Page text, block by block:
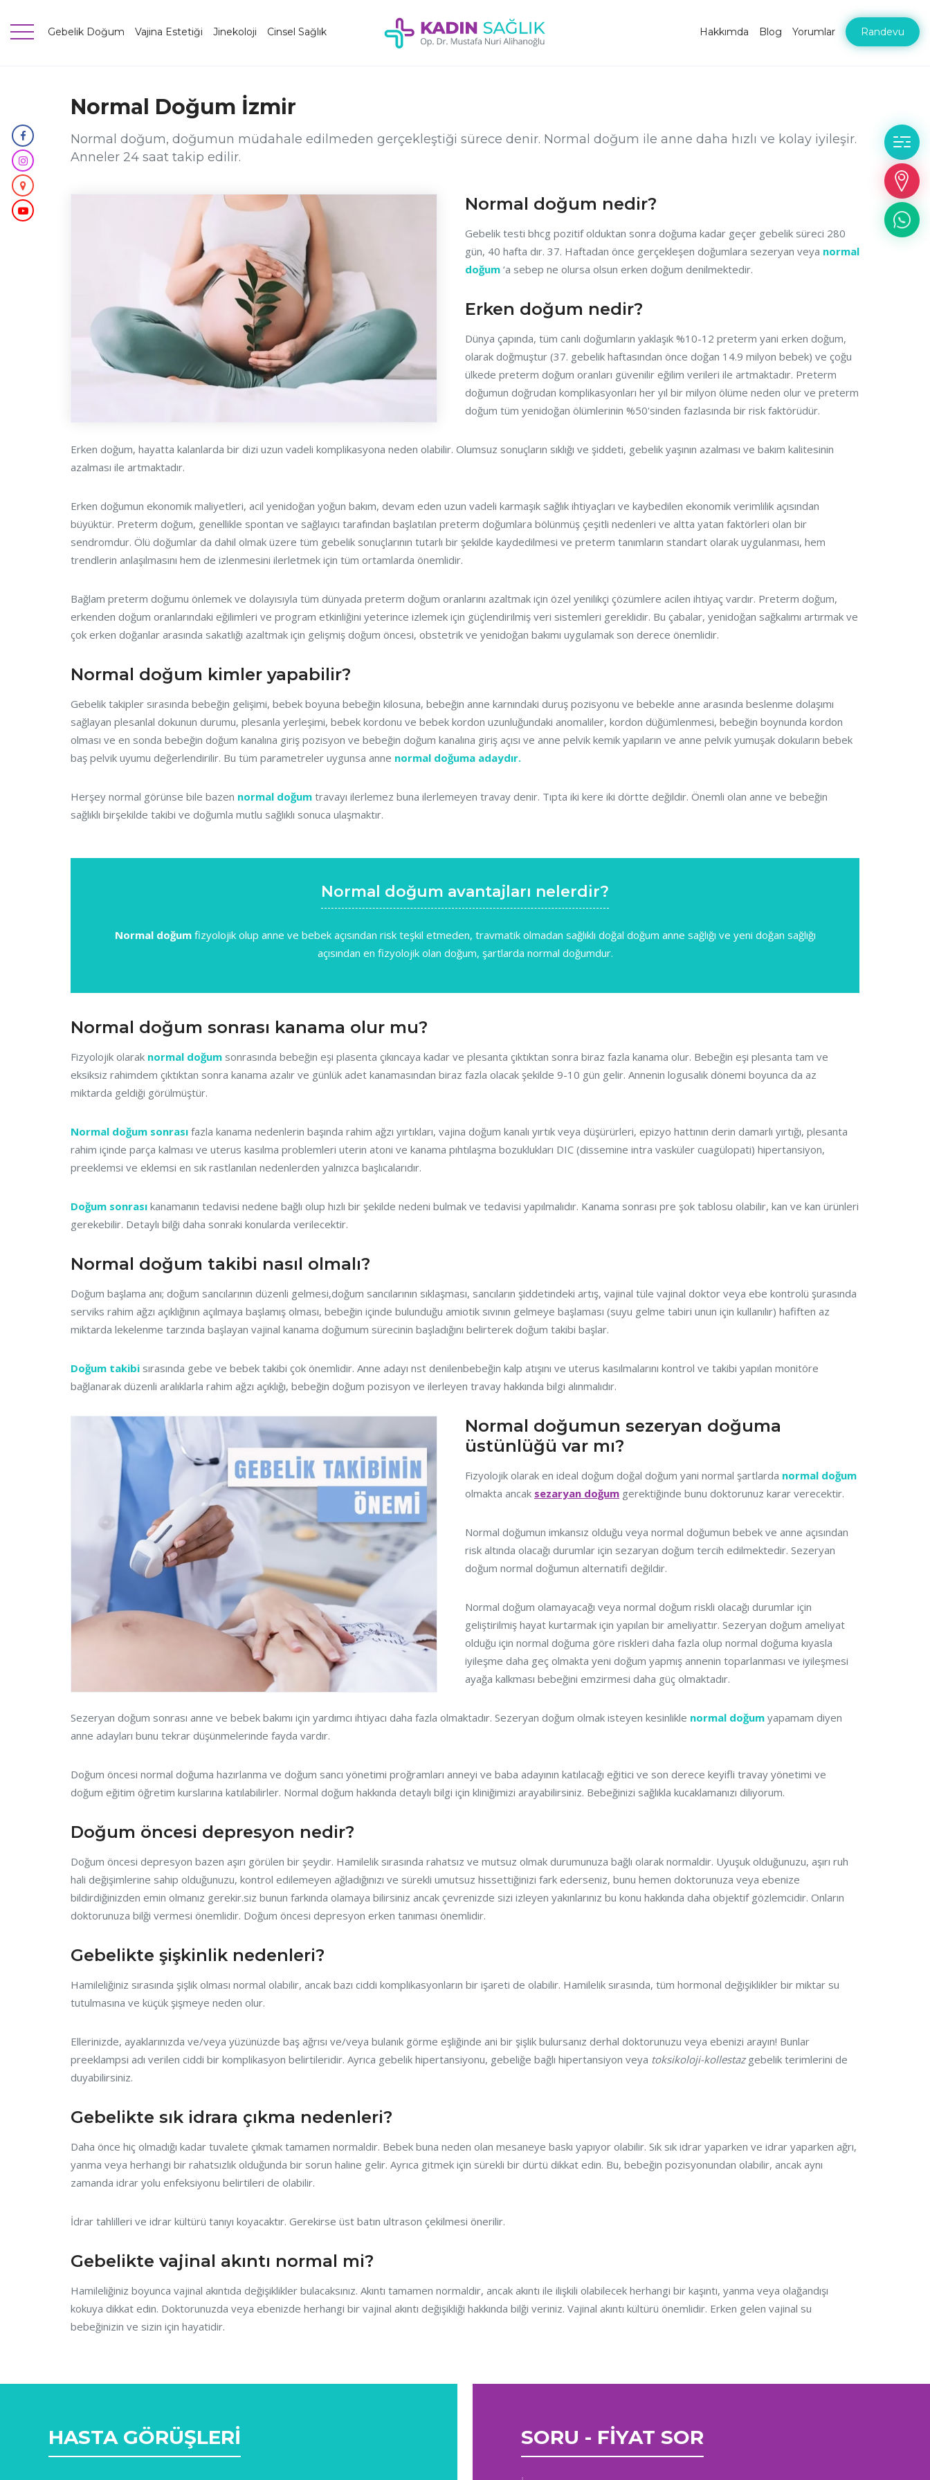
Gebelik Doğum Vajina Estetiği Jinekoloji Cinsel Sağlık Randevu
Hakkımda Blog Yorumlar
Normal Doğum İzmir
Normal doğum, doğumun müdahale edilmeden gerçekleştiği sürece denir. Normal doğum ile anne daha hızlı ve kolay iyileşir.
Anneler 24 saat takip edilir.
Normal doğum nedir?
Gebelik testi bhcg pozitif olduktan sonra doğuma kadar geçer gebelik süreci 280
gün, 40 hafta dır. 37. Haftadan önce gerçekleşen doğumlara sezeryan veya normal
doğum ‘a sebep ne olursa olsun erken doğum denilmektedir.
Erken doğum nedir?
Dünya çapında, tüm canlı doğumların yaklaşık %10-12 preterm yani erken doğum,
olarak doğmuştur (37. gebelik haftasından önce doğan 14.9 milyon bebek) ve çoğu
ülkede preterm doğum oranları güvenilir eğilim verileri ile artmaktadır. Preterm
doğumun doğrudan komplikasyonları her yıl bir milyon ölüme neden olur ve preterm
doğum tüm yenidoğan ölümlerinin %50'sinden fazlasında bir risk faktörüdür.
Erken doğum, hayatta kalanlarda bir dizi uzun vadeli komplikasyona neden olabilir. Olumsuz sonuçların sıklığı ve şiddeti, gebelik yaşının azalması ve bakım kalitesinin
azalması ile artmaktadır.
Erken doğumun ekonomik maliyetleri, acil yenidoğan yoğun bakım, devam eden uzun vadeli karmaşık sağlık ihtiyaçları ve kaybedilen ekonomik verimlilik açısından
büyüktür. Preterm doğum, genellikle spontan ve sağlayıcı tarafından başlatılan preterm doğumlara bölünmüş çeşitli nedenleri ve altta yatan faktörleri olan bir
sendromdur. Ölü doğumlar da dahil olmak üzere tüm gebelik sonuçlarının tutarlı bir şekilde kaydedilmesi ve preterm tanımların standart olarak uygulanması, hem
trendlerin anlaşılmasını hem de izlenmesini ilerletmek için tüm ortamlarda önemlidir.
Bağlam preterm doğumu önlemek ve dolayısıyla tüm dünyada preterm doğum oranlarını azaltmak için özel yenilikçi çözümlere acilen ihtiyaç vardır. Preterm doğum,
erkenden doğum oranlarındaki eğilimleri ve program etkinliğini yeterince izlemek için güçlendirilmiş veri sistemleri gereklidir. Bu çabalar, yenidoğan sağkalımı artırmak ve
çok erken doğanlar arasında sakatlığı azaltmak için gelişmiş doğum öncesi, obstetrik ve yenidoğan bakımı uygulamak son derece önemlidir.
Normal doğum kimler yapabilir?
Gebelik takipler sırasında bebeğin gelişimi, bebek boyuna bebeğin kilosuna, bebeğin anne karnındaki duruş pozisyonu ve bebekle anne arasında beslenme dolaşımı
sağlayan plesanlal dokunun durumu, plesanla yerleşimi, bebek kordonu ve bebek kordon uzunluğundaki anomaliler, kordon düğümlenmesi, bebeğin boynunda kordon
olması ve en sonda bebeğin doğum kanalına giriş pozisyon ve bebeğin doğum kanalına giriş açısı ve anne pelvik kemik yapıların ve anne pelvik yumuşak dokuların bebek
baş pelvik uyumu değerlendirilir. Bu tüm parametreler uygunsa anne normal doğuma adaydır.
Herşey normal görünse bile bazen normal doğum travayı ilerlemez buna ilerlemeyen travay denir. Tıpta iki kere iki dörtte değildir. Önemli olan anne ve bebeğin
sağlıklı birşekilde takibi ve doğumla mutlu sağlıklı sonuca ulaşmaktır.
Normal doğum avantajları nelerdir?
Normal doğumfizyolojik olup anne ve bebek açısından risk teşkil etmeden, travmatik olmadan sağlıklı doğal doğum anne sağlığı ve yeni doğan sağlığı
açısından en fizyolojik olan doğum, şartlarda normal doğumdur.
Normal doğum sonrası kanama olur mu?
Fizyolojik olarak normal doğum sonrasında bebeğin eşi plasenta çıkıncaya kadar ve plesanta çıktıktan sonra biraz fazla kanama olur. Bebeğin eşi plesanta tam ve
eksiksiz rahimdem çıktıktan sonra kanama azalır ve günlük adet kanamasından biraz fazla olacak şekilde 9-10 gün gelir. Annenin logusalık dönemi boyunca da az
miktarda geldiği görülmüştür.
Normal doğum sonrası fazla kanama nedenlerin başında rahim ağzı yırtıkları, vajina doğum kanalı yırtık veya düşürürleri, epizyo hattının derin damarlı yırtığı, plesanta
rahim içinde parça kalması ve uterus kasılma problemleri uterin atoni ve kanama pıhtılaşma bozuklukları DIC (dissemine intra vasküler cuagülopati) hipertansiyon,
preeklemsi ve eklemsi en sık rastlanılan nedenlerden yalnızca başlıcalarıdır.
Doğum sonrası kanamanın tedavisi nedene bağlı olup hızlı bir şekilde nedeni bulmak ve tedavisi yapılmalıdır. Kanama sonrası pre şok tablosu olabilir, kan ve kan ürünleri
gerekebilir. Detaylı bilği daha sonraki konularda verilecektir.
Normal doğum takibi nasıl olmalı?
Doğum başlama anı; doğum sancılarının düzenli gelmesi,doğum sancılarının sıklaşması, sancıların şiddetindeki artış, vajinal tüle vajinal doktor veya ebe kontrolü şurasında
serviks rahim ağzı açıklığının açılmaya başlamış olması, bebeğin içinde bulunduğu amiotik sıvının gelmeye başlaması (suyu gelme tabiri unun için kullanılır) hafiften az
miktarda lekelenme tarzında başlayan vajinal kanama doğumum sürecinin başladığını belirterek doğum takibi başlar.
Doğum takibi sırasında gebe ve bebek takibi çok önemlidir. Anne adayı nst denilenbebeğin kalp atışını ve uterus kasılmalarını kontrol ve takibi yapılan monitöre
bağlanarak düzenli aralıklarla rahim ağzı açıklığı, bebeğin doğum pozisyon ve ilerleyen travay hakkında bilgi alınmalıdır.
Normal doğumun sezeryan doğuma
üstünlüğü var mı?
Fizyolojik olarak en ideal doğum doğal doğum yani normal şartlarda normal doğum
olmakta ancak sezaryan doğum gerektiğinde bunu doktorunuz karar verecektir.
Normal doğumun imkansız olduğu veya normal doğumun bebek ve anne açısından
risk altında olacağı durumlar için sezaryan doğum tercih edilmektedir. Sezeryan
doğum normal doğumun alternatifi değildir.
Normal doğum olamayacağı veya normal doğum riskli olacağı durumlar için
geliştirilmiş hayat kurtarmak için yapılan bir ameliyattır. Sezeryan doğum ameliyat
olduğu için normal doğuma göre riskleri daha fazla olup normal doğuma kıyasla
iyileşme daha geç olmakta yeni doğum yapmış annenin toparlanması ve iyileşmesi
ayağa kalkması bebeğini emzirmesi daha güç olmaktadır.
Sezeryan doğum sonrası anne ve bebek bakımı için yardımcı ihtiyacı daha fazla olmaktadır. Sezeryan doğum olmak isteyen kesinlikle normal doğum yapamam diyen
anne adayları bunu tekrar düşünmelerinde fayda vardır.
Doğum öncesi normal doğuma hazırlanma ve doğum sancı yönetimi proğramları anneyi ve baba adayının katılacağı eğitici ve son derece keyifli travay yönetimi ve
doğum eğitim öğretim kurslarına katılabilirler. Normal doğum hakkında detaylı bilgi için kliniğimizi arayabilirsiniz. Bebeğinizi sağlıkla kucaklamanızı diliyorum.
Doğum öncesi depresyon nedir?
Doğum öncesi depresyon bazen aşırı görülen bir şeydir. Hamilelik sırasında rahatsız ve mutsuz olmak durumunuza bağlı olarak normaldir. Uyuşuk olduğunuzu, aşırı ruh
hali değişimlerine sahip olduğunuzu, kontrol edilemeyen ağladığınızı ve sürekli umutsuz hissettiğinizi fark ederseniz, bunu hemen doktorunuza veya ebenize
bildirdiğinizden emin olmanız gerekir.siz bunun farkında olamaya bilirsiniz ancak çevrenizde sizi izleyen yakınlarınız bu konu hakkında daha objektif gözlemcidir. Onların
doktorunuza bilği vermesi önemlidir. Doğum öncesi depresyon erken tanıması önemlidir.
Gebelikte şişkinlik nedenleri?
Hamileliğiniz sırasında şişlik olması normal olabilir, ancak bazı ciddi komplikasyonların bir işareti de olabilir. Hamilelik sırasında, tüm hormonal değişiklikler bir miktar su
tutulmasına ve küçük şişmeye neden olur.
Ellerinizde, ayaklarınızda ve/veya yüzünüzde baş ağrısı ve/veya bulanık görme eşliğinde ani bir şişlik bulursanız derhal doktorunuzu veya ebenizi arayın! Bunlar
preeklampsi adı verilen ciddi bir komplikasyon belirtileridir. Ayrıca gebelik hipertansiyonu, gebeliğe bağlı hipertansiyon veya toksikoloji-kollestazgebelik terimlerini de
duyabilirsiniz.
Gebelikte sık idrara çıkma nedenleri?
Daha önce hiç olmadığı kadar tuvalete çıkmak tamamen normaldir. Bebek buna neden olan mesaneye baskı yapıyor olabilir. Sık sık idrar yaparken ve idrar yaparken ağrı,
yanma veya herhangi bir rahatsızlık olduğunda bir sorun haline gelir. Ayrıca gitmek için sürekli bir dürtü dikkat edin. Bu, bebeğin pozisyonundan olabilir, ancak aynı
zamanda idrar yolu enfeksiyonu belirtileri de olabilir.
İdrar tahlilleri ve idrar kültürü tanıyı koyacaktır. Gerekirse üst batın ultrason çekilmesi önerilir.
Gebelikte vajinal akıntı normal mi?
Hamileliğiniz boyunca vajinal akıntıda değişiklikler bulacaksınız. Akıntı tamamen normaldir, ancak akıntı ile ilişkili olabilecek herhangi bir kaşıntı, yanma veya olağandışı
kokuya dikkat edin. Doktorunuzda veya ebenizde herhangi bir vajinal akıntı değişikliği hakkında bilği veriniz. Vajinal akıntı kültürü önemlidir. Erken gelen vajinal su
bebeğinizin ve sizin için hayatidir.
HASTA GÖRÜŞLERİ SORU - FİYAT SOR